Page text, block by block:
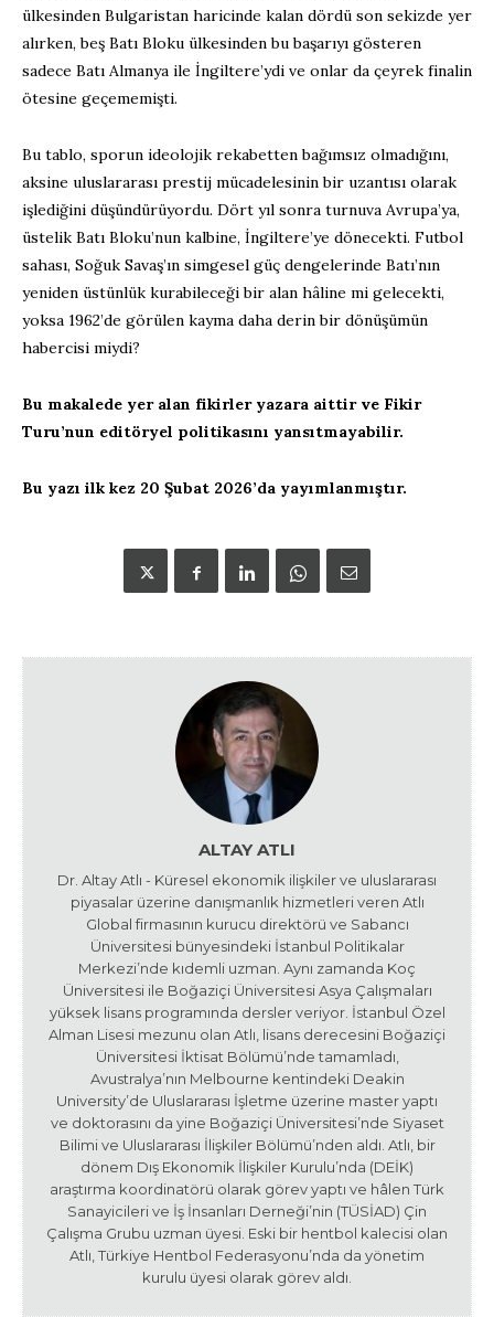
ülkesinden Bulgaristan haricinde kalan dördü son sekizde yer
alırken, beş Batı Bloku ülkesinden bu başarıyı gösteren
sadece Batı Almanya ile İngiltere’ydi ve onlar da çeyrek finalin
ötesine geçememişti.
Bu tablo, sporun ideolojik rekabetten bağımsız olmadığını,
aksine uluslararası prestij mücadelesinin bir uzantısı olarak
işlediğini düşündürüyordu. Dört yıl sonra turnuva Avrupa’ya,
üstelik Batı Bloku’nun kalbine, İngiltere’ye dönecekti. Futbol
sahası, Soğuk Savaş’ın simgesel güç dengelerinde Batı’nın
yeniden üstünlük kurabileceği bir alan hâline mi gelecekti,
yoksa 1962’de görülen kayma daha derin bir dönüşümün
habercisi miydi?
Bu makalede yer alan fikirler yazara aittir ve Fikir
Turu’nun editöryel politikasını yansıtmayabilir.
Bu yazı ilk kez 20 Şubat 2026’da yayımlanmıştır.
ALTAY ATLI
Dr. Altay Atlı - Küresel ekonomik ilişkiler ve uluslararası
piyasalar üzerine danışmanlık hizmetleri veren Atlı
Global firmasının kurucu direktörü ve Sabancı
Üniversitesi bünyesindeki İstanbul Politikalar
Merkezi’nde kıdemli uzman. Aynı zamanda Koç
Üniversitesi ile Boğaziçi Üniversitesi Asya Çalışmaları
yüksek lisans programında dersler veriyor. İstanbul Özel
Alman Lisesi mezunu olan Atlı, lisans derecesini Boğaziçi
Üniversitesi İktisat Bölümü’nde tamamladı,
Avustralya’nın Melbourne kentindeki Deakin
University’de Uluslararası İşletme üzerine master yaptı
ve doktorasını da yine Boğaziçi Üniversitesi’nde Siyaset
Bilimi ve Uluslararası İlişkiler Bölümü’nden aldı. Atlı, bir
dönem Dış Ekonomik İlişkiler Kurulu’nda (DEİK)
araştırma koordinatörü olarak görev yaptı ve hâlen Türk
Sanayicileri ve İş İnsanları Derneği’nin (TÜSİAD) Çin
Çalışma Grubu uzman üyesi. Eski bir hentbol kalecisi olan
Atlı, Türkiye Hentbol Federasyonu’nda da yönetim
kurulu üyesi olarak görev aldı.